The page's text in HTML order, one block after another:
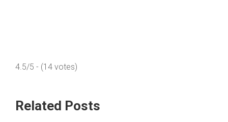
4.5/5 - (14 votes)
Related Posts